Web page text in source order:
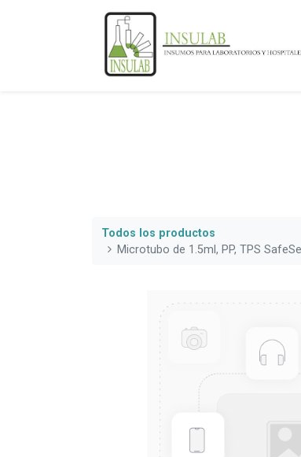
Todos los productos
Microtubo de 1.5ml, PP, TPS